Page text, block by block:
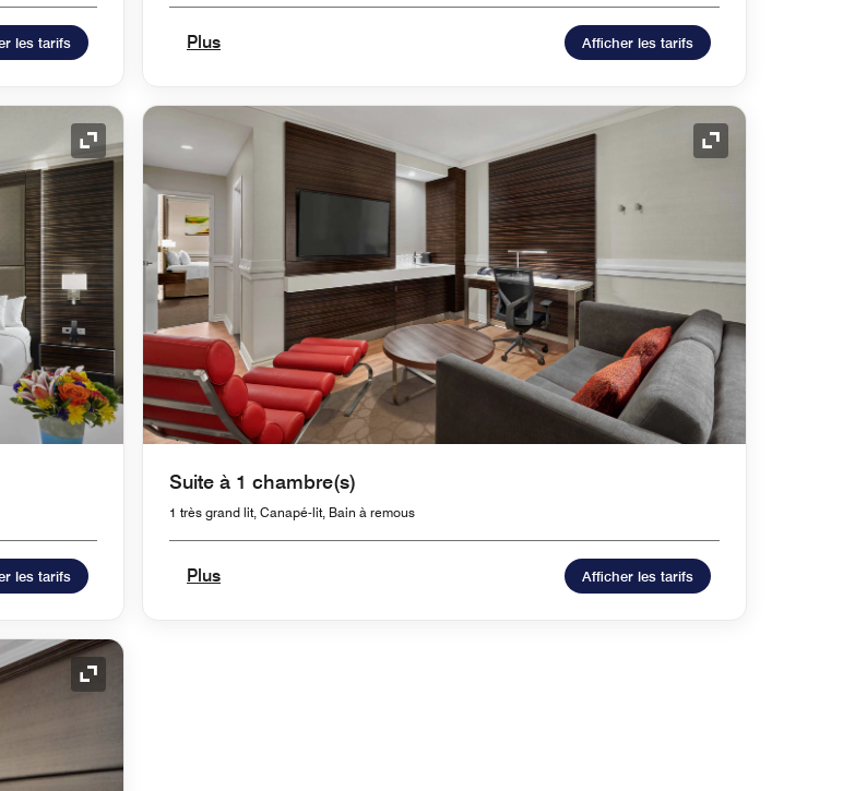
les tarifs Plus Afficher les tarifs
Icône de développement
les tarifs
Icône de
Suite à 1 chambre(s)
1 très grand lit, Canapé-lit, Bain à remous
Plus Afficher les tarifs
Icône de développement